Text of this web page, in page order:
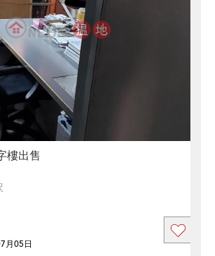
樓出售
月05日